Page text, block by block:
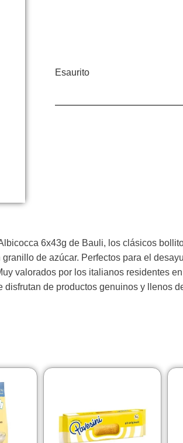
Esaurito
6x43g de Bauli, los clásicos
de azúcar. Perfectos para el
valorados por los italianos residentes
de productos genuinos y llenos
Fascia
prezzo:
da
2,10€
più
varianti.